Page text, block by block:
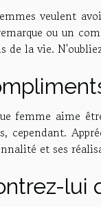
veulent
ou un
de la vie.
femme aime
cependant.
et ses
lui